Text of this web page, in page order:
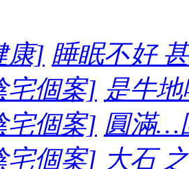
康] 睡眠不好
宅個案] 是牛
宅個案] 圓滿…
宅個案] 大石